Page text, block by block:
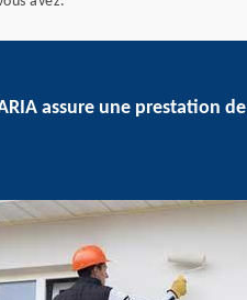
assure une prestation de